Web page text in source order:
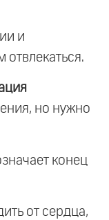
и
отвлекаться.
но нужно
конец
от сердца,